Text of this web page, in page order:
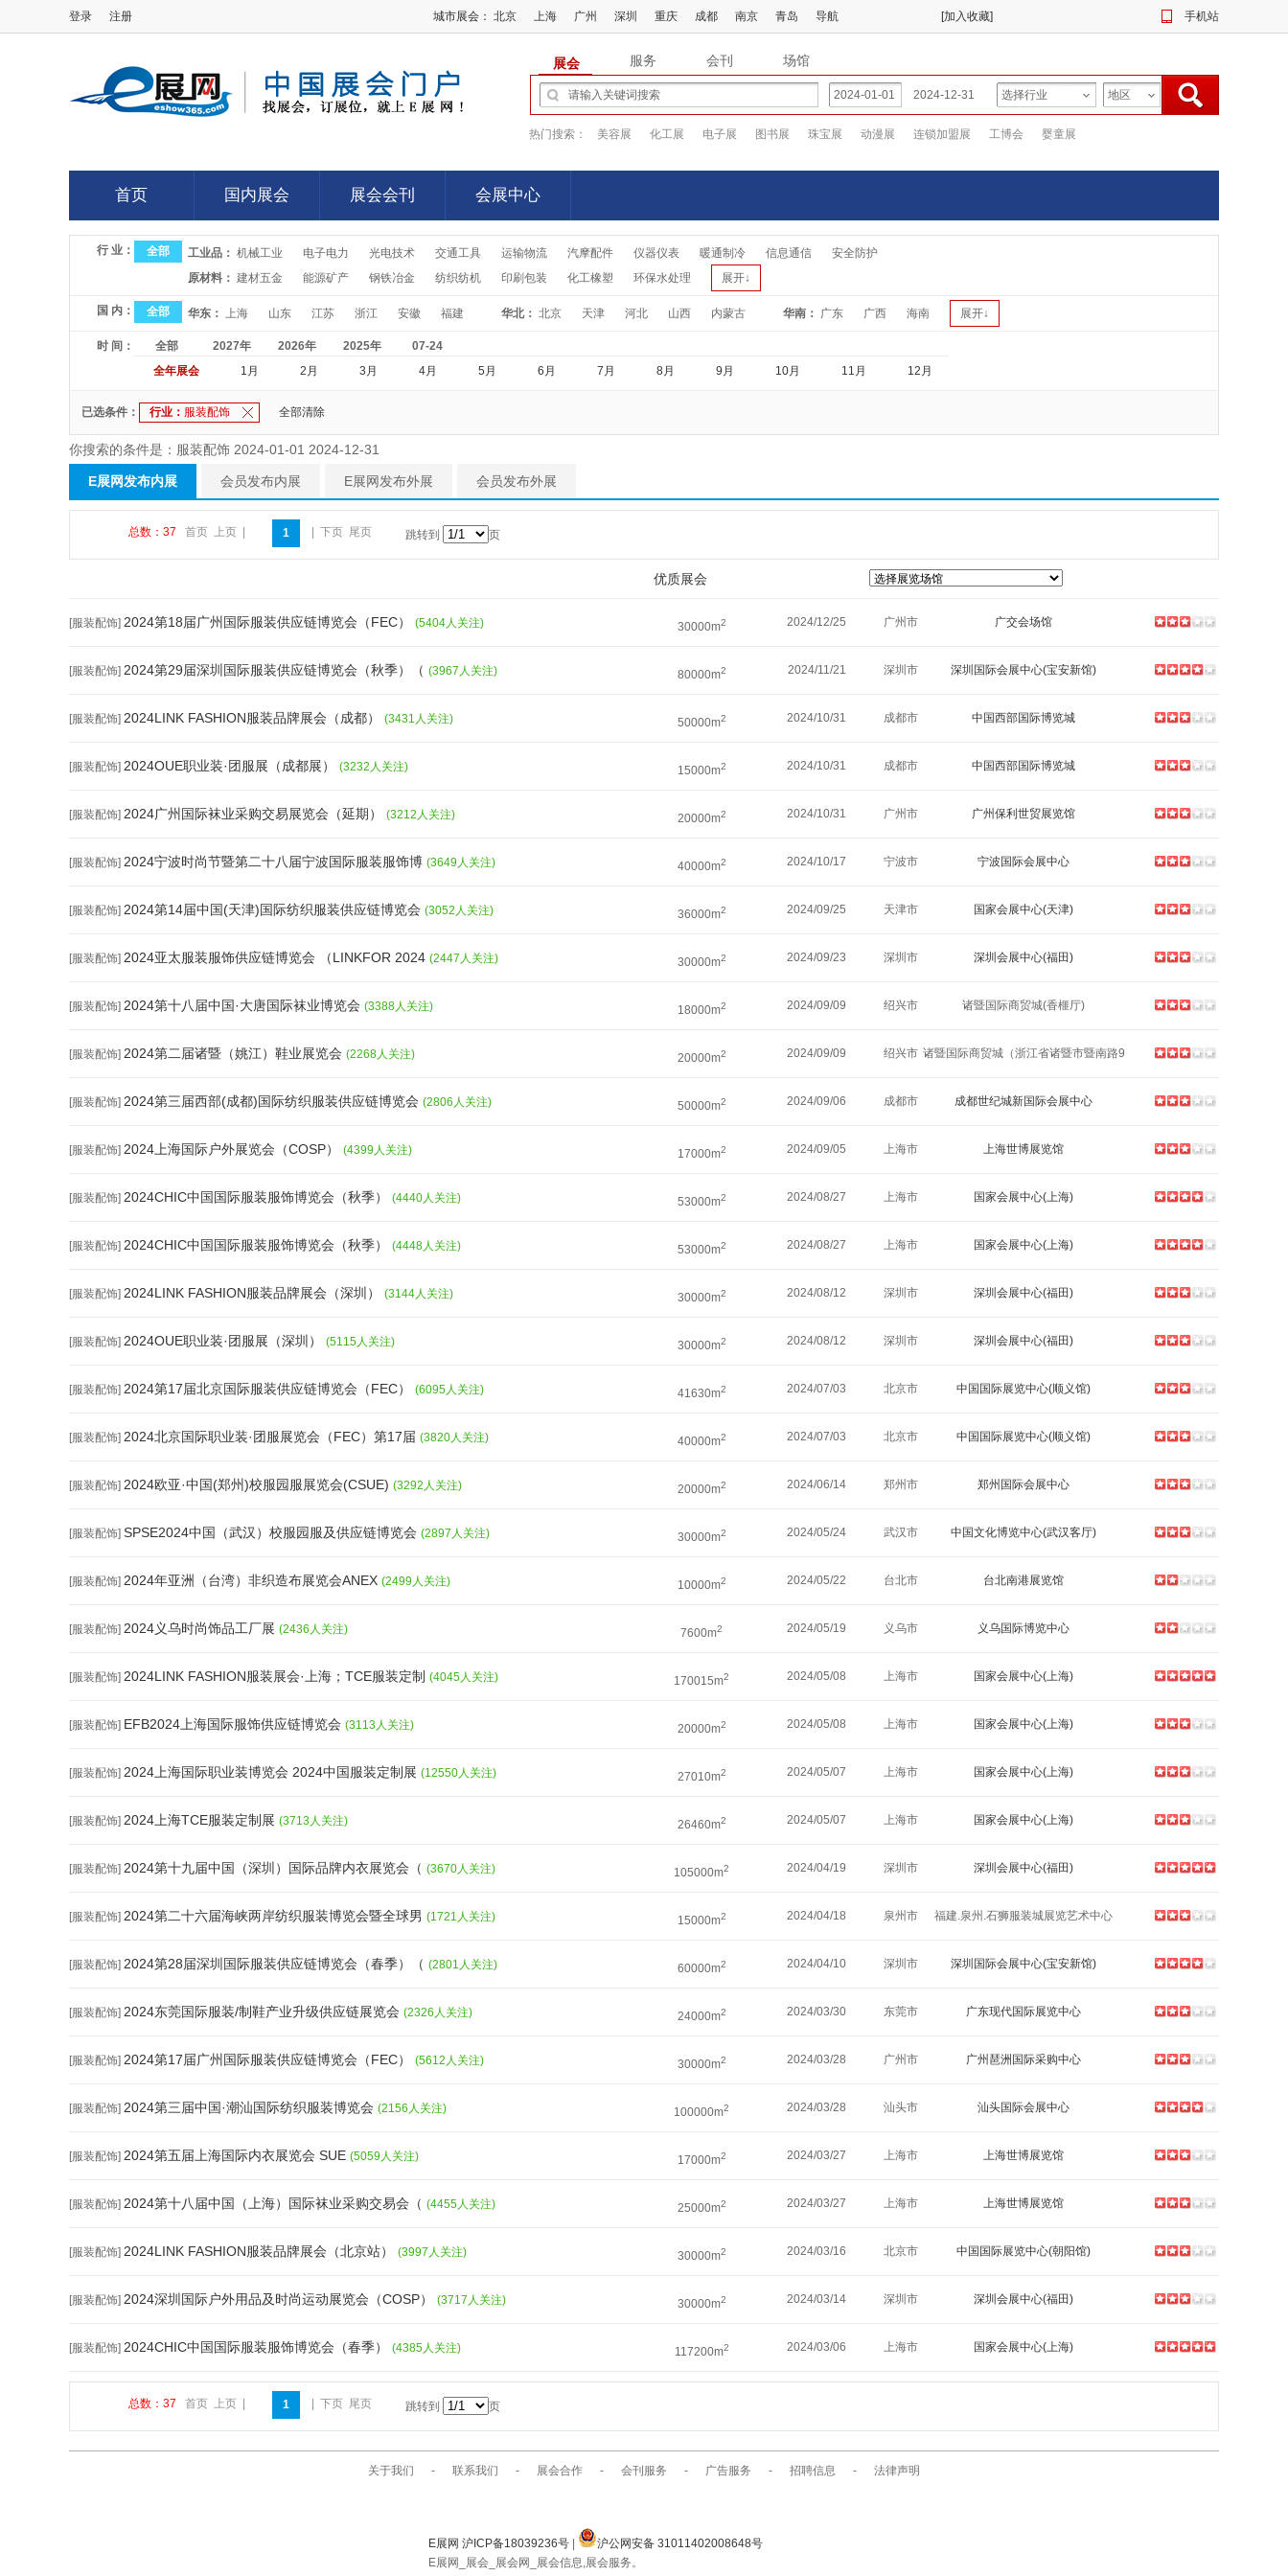
登录 注册 城市展会： 北京 上海 广州 深圳 重庆 成都 南京 青岛 导航 [加入收藏] 手机站
展会 服务 会刊 场馆
热门搜索： 美容展 化工展 电子展 图书展 珠宝展 动漫展 连锁加盟展 工博会 婴童展
首页
首页
国内展会
国内展会
展会会刊
展会会刊
会展中心
会展中心
行 业： 全部 工业品： 机械工业 电子电力 光电技术 交通工具 运输物流 汽摩配件 仪器仪表 暖通制冷 信息通信
安全防护
原材料： 建材五金 能源矿产 钢铁冶金 纺织纺机 印刷包装 化工橡塑 环保水处理 展开↓
国 内： 全部 华东： 上海 山东 江苏 浙江 安徽 福建 华北： 北京 天津 河北 山西 内蒙古 华南： 广东 广西 海南 展开↓
时 间： 全部 2027年 2026年 2025年
07-24
全年展会
1月 2月 3月 4月 5月 6月 7月 8月 9月 10月 11月 12月
已选条件： 行业： 服装配饰 全部清除
你搜索的条件是：服装配饰 2024-01-01 2024-12-31
E展网发布内展 会员发布内展 E展网发布外展 会员发布外展
总数：37 首页 上页 1 下页 尾页 跳转到 页
优质展会
[服装配饰] 2024第18届广州国际服装供应链博览会（FEC） (5404人关注) 30000m2 2024/12/25 广州市 广交会场馆
[服装配饰] 2024第29届深圳国际服装供应链博览会（秋季）（ (3967人关注) 80000m2 2024/11/21 深圳市 深圳国际会展中心(宝安新馆)
[服装配饰] 2024LINK FASHION服装品牌展会（成都） (3431人关注) 50000m2 2024/10/31 成都市 中国西部国际博览城
[服装配饰] 2024OUE职业装·团服展（成都展） (3232人关注) 15000m2 2024/10/31 成都市 中国西部国际博览城
[服装配饰] 2024广州国际袜业采购交易展览会（延期） (3212人关注) 20000m2 2024/10/31 广州市 广州保利世贸展览馆
[服装配饰] 2024宁波时尚节暨第二十八届宁波国际服装服饰博 (3649人关注) 40000m2 2024/10/17 宁波市 宁波国际会展中心
[服装配饰] 2024第14届中国(天津)国际纺织服装供应链博览会 (3052人关注) 36000m2 2024/09/25 天津市 国家会展中心(天津)
[服装配饰] 2024亚太服装服饰供应链博览会 （LINKFOR 2024 (2447人关注) 30000m2 2024/09/23 深圳市 深圳会展中心(福田)
[服装配饰] 2024第十八届中国·大唐国际袜业博览会 (3388人关注) 18000m2 2024/09/09 绍兴市 诸暨国际商贸城(香榧厅)
[服装配饰] 2024第二届诸暨（姚江）鞋业展览会 (2268人关注) 20000m2 2024/09/09 绍兴市 诸暨国际商贸城（浙江省诸暨市暨南路9
号）
[服装配饰] 2024第三届西部(成都)国际纺织服装供应链博览会 (2806人关注) 50000m2 2024/09/06 成都市 成都世纪城新国际会展中心
[服装配饰] 2024上海国际户外展览会（COSP） (4399人关注) 17000m2 2024/09/05 上海市 上海世博展览馆
[服装配饰] 2024CHIC中国国际服装服饰博览会（秋季） (4440人关注) 53000m2 2024/08/27 上海市 国家会展中心(上海)
[服装配饰] 2024CHIC中国国际服装服饰博览会（秋季） (4448人关注) 53000m2 2024/08/27 上海市 国家会展中心(上海)
[服装配饰] 2024LINK FASHION服装品牌展会（深圳） (3144人关注) 30000m2 2024/08/12 深圳市 深圳会展中心(福田)
[服装配饰] 2024OUE职业装·团服展（深圳） (5115人关注) 30000m2 2024/08/12 深圳市 深圳会展中心(福田)
[服装配饰] 2024第17届北京国际服装供应链博览会（FEC） (6095人关注) 41630m2 2024/07/03 北京市 中国国际展览中心(顺义馆)
[服装配饰] 2024北京国际职业装·团服展览会（FEC）第17届 (3820人关注) 40000m2 2024/07/03 北京市 中国国际展览中心(顺义馆)
[服装配饰] 2024欧亚·中国(郑州)校服园服展览会(CSUE) (3292人关注) 20000m2 2024/06/14 郑州市 郑州国际会展中心
[服装配饰] SPSE2024中国（武汉）校服园服及供应链博览会 (2897人关注) 30000m2 2024/05/24 武汉市 中国文化博览中心(武汉客厅)
[服装配饰] 2024年亚洲（台湾）非织造布展览会ANEX (2499人关注) 10000m2 2024/05/22 台北市 台北南港展览馆
[服装配饰] 2024义乌时尚饰品工厂展 (2436人关注) 7600m2 2024/05/19 义乌市 义乌国际博览中心
[服装配饰] 2024LINK FASHION服装展会·上海；TCE服装定制 (4045人关注) 170015m2 2024/05/08 上海市 国家会展中心(上海)
[服装配饰] EFB2024上海国际服饰供应链博览会 (3113人关注) 20000m2 2024/05/08 上海市 国家会展中心(上海)
[服装配饰] 2024上海国际职业装博览会 2024中国服装定制展 (12550人关注) 27010m2 2024/05/07 上海市 国家会展中心(上海)
[服装配饰] 2024上海TCE服装定制展 (3713人关注) 26460m2 2024/05/07 上海市 国家会展中心(上海)
[服装配饰] 2024第十九届中国（深圳）国际品牌内衣展览会（ (3670人关注) 105000m2 2024/04/19 深圳市 深圳会展中心(福田)
[服装配饰] 2024第二十六届海峡两岸纺织服装博览会暨全球男 (1721人关注) 15000m2 2024/04/18 泉州市 福建.泉州.石狮服装城展览艺术中心
[服装配饰] 2024第28届深圳国际服装供应链博览会（春季）（ (2801人关注) 60000m2 2024/04/10 深圳市 深圳国际会展中心(宝安新馆)
[服装配饰] 2024东莞国际服装/制鞋产业升级供应链展览会 (2326人关注) 24000m2 2024/03/30 东莞市 广东现代国际展览中心
[服装配饰] 2024第17届广州国际服装供应链博览会（FEC） (5612人关注) 30000m2 2024/03/28 广州市 广州琶洲国际采购中心
[服装配饰] 2024第三届中国·潮汕国际纺织服装博览会 (2156人关注) 100000m2 2024/03/28 汕头市 汕头国际会展中心
[服装配饰] 2024第五届上海国际内衣展览会 SUE (5059人关注) 17000m2 2024/03/27 上海市 上海世博展览馆
[服装配饰] 2024第十八届中国（上海）国际袜业采购交易会（ (4455人关注) 25000m2 2024/03/27 上海市 上海世博展览馆
[服装配饰] 2024LINK FASHION服装品牌展会（北京站） (3997人关注) 30000m2 2024/03/16 北京市 中国国际展览中心(朝阳馆)
[服装配饰] 2024深圳国际户外用品及时尚运动展览会（COSP） (3717人关注) 30000m2 2024/03/14 深圳市 深圳会展中心(福田)
[服装配饰] 2024CHIC中国国际服装服饰博览会（春季） (4385人关注) 117200m2 2024/03/06 上海市 国家会展中心(上海)
总数：37 首页 上页 1 下页 尾页 跳转到 页
关于我们 - 联系我们 - 展会合作 - 会刊服务 - 广告服务 - 招聘信息 - 法律声明
E展网 沪ICP备18039236号
沪公网安备 31011402008648号
E展网_展会_展会网_展会信息,展会服务。